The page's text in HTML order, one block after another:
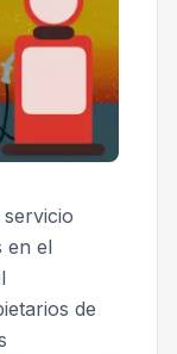
servicio
en el
de